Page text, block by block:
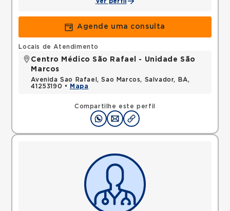
Agende uma consulta
Compartilhe este perfil
Locais de Atendimento
Centro Médico São Rafael - Unidade São
Marcos
Avenida Sao Rafael, Sao Marcos, Salvador, BA,
41253190 •
Mapa